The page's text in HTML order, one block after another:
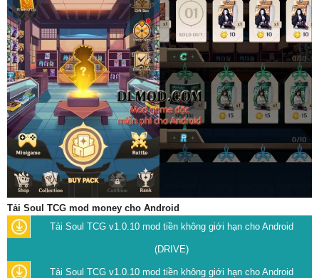
Tải Soul TCG mod money cho Android
Tải Soul TCG v1.0.10 mod tiền không giới hạn cho Android
(DRIVE)
Tải Soul TCG v1.0.10 mod tiền không giới hạn cho Android